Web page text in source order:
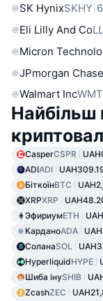
SK HynixSKHY
Eli Lilly And Co
Micron
JPmorgan
Walmart IncWMT
Найбільш
CasperCSPR
ADIADI
БіткоїнBTC
XRPXRP
ЭфириумETH
КарданоADA
СоланаSOL
HyperliquidHYPE
Шиба інуSHIB
ZcashZEC